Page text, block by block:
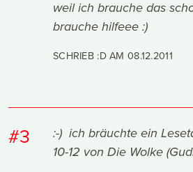
weil ich brauche das
brauche hilfeee :)
SCHRIEB :D AM08.12.2011
#3
:-) ich bräuchte ein
10-12 von Die Wolke